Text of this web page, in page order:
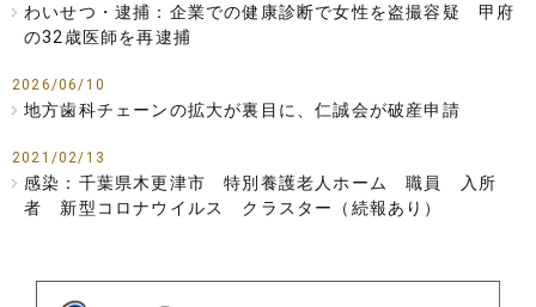
わいせつ・逮捕：企業での健康診断で女性を盗撮容疑 甲府
の32歳医師を再逮捕
2026/06/10
地方歯科チェーンの拡大が裏目に、仁誠会が破産申請
2021/02/13
感染：千葉県木更津市 特別養護老人ホーム 職員 入所
者 新型コロナウイルス クラスター（続報あり）